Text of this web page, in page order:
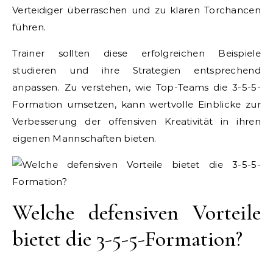
Verteidiger überraschen und zu klaren Torchancen
führen.
Trainer sollten diese erfolgreichen Beispiele
studieren und ihre Strategien entsprechend
anpassen. Zu verstehen, wie Top-Teams die 3-5-5-
Formation umsetzen, kann wertvolle Einblicke zur
Verbesserung der offensiven Kreativität in ihren
eigenen Mannschaften bieten.
Welche defensiven Vorteile
bietet die 3-5-5-Formation?